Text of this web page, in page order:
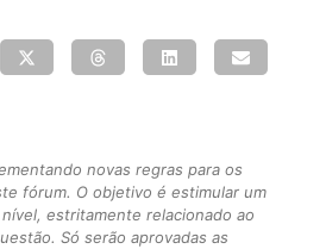
novas regras para os
fórum. O objetivo é estimular um
estritamente relacionado ao
Só serão aprovadas as